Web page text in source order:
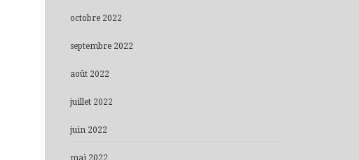
octobre 2022
septembre 2022
août 2022
juillet 2022
juin 2022
mai 2022